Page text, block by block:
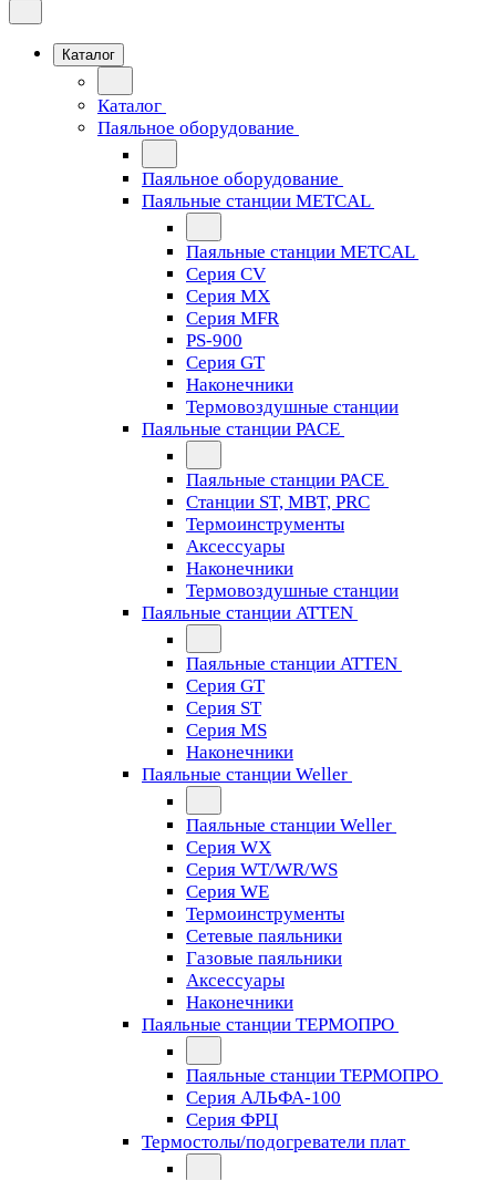
Каталог
Каталог
Паяльное оборудование
Паяльное оборудование
Паяльные станции METCAL
Паяльные станции METCAL
Серия CV
Серия MX
Серия MFR
PS-900
Серия GT
Наконечники
Термовоздушные станции
Паяльные станции PACE
Паяльные станции PACE
Станции ST, MBT, PRC
Термоинструменты
Аксессуары
Наконечники
Термовоздушные станции
Паяльные станции ATTEN
Паяльные станции ATTEN
Серия GT
Серия ST
Серия MS
Наконечники
Паяльные станции Weller
Паяльные станции Weller
Серия WX
Серия WT/WR/WS
Серия WE
Термоинструменты
Сетевые паяльники
Газовые паяльники
Аксессуары
Наконечники
Паяльные станции ТЕРМОПРО
Паяльные станции ТЕРМОПРО
Серия АЛЬФА-100
Серия ФРЦ
Термостолы/подогреватели плат